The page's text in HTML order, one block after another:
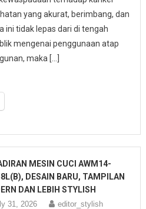
yang akurat, berimbang, dan
ini tidak lepas dari di tengah
mengenai penggunaan atap
maka […]
MESIN CUCI AWM14-
DESAIN BARU, TAMPILAN
DAN LEBIH STYLISH
31, 2026 editor_stylish